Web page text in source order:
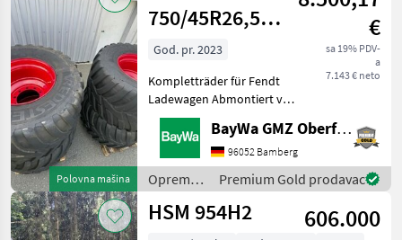
drveta /
Pfanzelt
Polovna mašina
750/45R26,5
VREDESTEIN
FLOT
€
sa 19% PDV-
a
7.143 € neto
God. pr. 2023
Kompletträder für Fendt
Ladewagen Abmontiert von
TIGO 75XR.Standort der
Räder BayWa Münchberg.
Oprema za šumu i obradu
drveta Ostala oprema za
šumu I obradu drveta
BayWa GMZ Oberfranken
96052 Bamberg
Oprema
za šumu i
obradu
Premium Gold prodavac
HSM 954H2
606.000